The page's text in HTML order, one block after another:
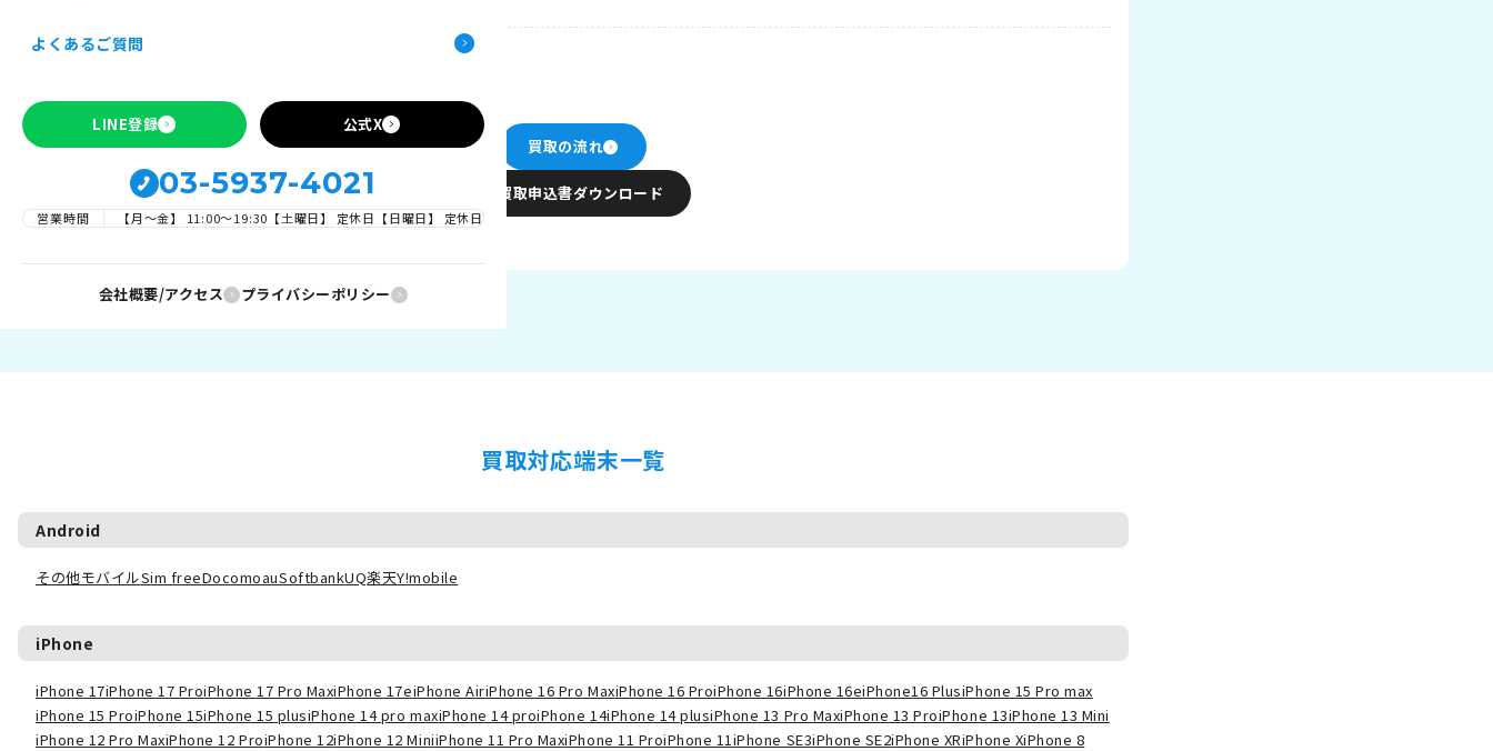
SIMロックの解除について
よくあるご質問
LINE登録 公式X
03-5937-4021
営業時間 【月～金】 11:00〜19:30 【土曜日】 定休日 【日曜日】 定休日
会社概要/アクセス プライバシーポリシー
買取の流れ
買取申込書ダウンロード
買取対応端末一覧
Android
その他モバイルSim freeDocomoauSoftbankUQ楽天Y!mobile
iPhone
iPhone 17iPhone 17 ProiPhone 17 Pro MaxiPhone 17eiPhone AiriPhone 16 Pro MaxiPhone 16 ProiPhone 16iPhone 16eiPhone16 PlusiPhone 15 Pro max
iPhone 15 ProiPhone 15iPhone 15 plusiPhone 14 pro maxiPhone 14 proiPhone 14iPhone 14 plusiPhone 13 Pro MaxiPhone 13 ProiPhone 13iPhone 13 Mini
iPhone 12 Pro MaxiPhone 12 ProiPhone 12iPhone 12 MiniiPhone 11 Pro MaxiPhone 11 ProiPhone 11iPhone SE3iPhone SE2iPhone XRiPhone XiPhone 8